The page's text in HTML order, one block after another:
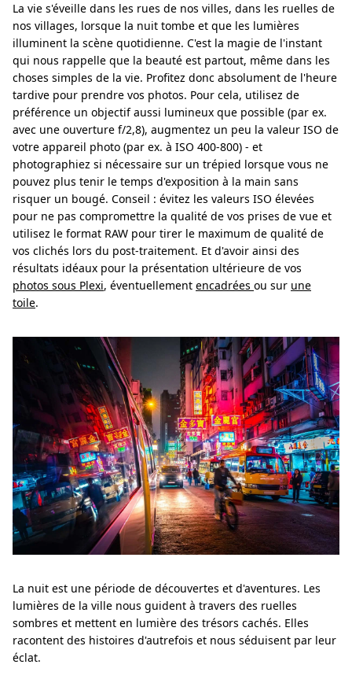
La vie s'éveille dans les rues de nos villes, dans les ruelles de
nos villages, lorsque la nuit tombe et que les lumières
illuminent la scène quotidienne. C'est la magie de l'instant
qui nous rappelle que la beauté est partout, même dans les
choses simples de la vie. Profitez donc absolument de l'heure
tardive pour prendre vos photos. Pour cela, utilisez de
préférence un objectif aussi lumineux que possible (par ex.
avec une ouverture f/2,8), augmentez un peu la valeur ISO de
votre appareil photo (par ex. à ISO 400-800) - et
photographiez si nécessaire sur un trépied lorsque vous ne
pouvez plus tenir le temps d'exposition à la main sans
risquer un bougé. Conseil : évitez les valeurs ISO élevées
pour ne pas compromettre la qualité de vos prises de vue et
utilisez le format RAW pour tirer le maximum de qualité de
vos clichés lors du post-traitement. Et d'avoir ainsi des
résultats idéaux pour la présentation ultérieure de vos
photos sous Plexi, éventuellement encadrées ou sur une
toile.
La nuit est une période de découvertes et d'aventures. Les
lumières de la ville nous guident à travers des ruelles
sombres et mettent en lumière des trésors cachés. Elles
racontent des histoires d'autrefois et nous séduisent par leur
éclat.